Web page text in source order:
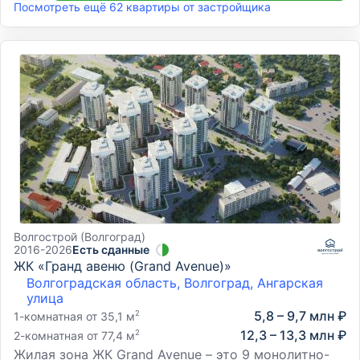
Посмотреть ещё 62 квартиры от застройщика
Волгострой (Волгоград)
2016-2026Есть сданные
ЖК «Гранд авеню (Grand Avenue)»
Волгоградская область, Волгоград, Ангарская
улица
1-комнатная от 35,1 м2 5,8 – 9,7 млн ₽
2-комнатная от 77,4 м2
12,3 – 13,3 млн ₽
Жилая зона ЖК Grand Avenue – это 9 монолитно-